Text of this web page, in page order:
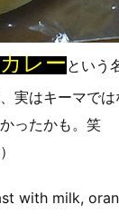
レーという
実はキーマでは
ったかも。笑
with milk,